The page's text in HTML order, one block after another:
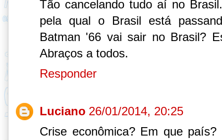
Tão cancelando tudo aí no
pela qual o Brasil está
Batman '66 vai sair no Brasil?
Abraços a todos.
Responder
Luciano 26/01/2014, 20:25
Crise econômica? Em que